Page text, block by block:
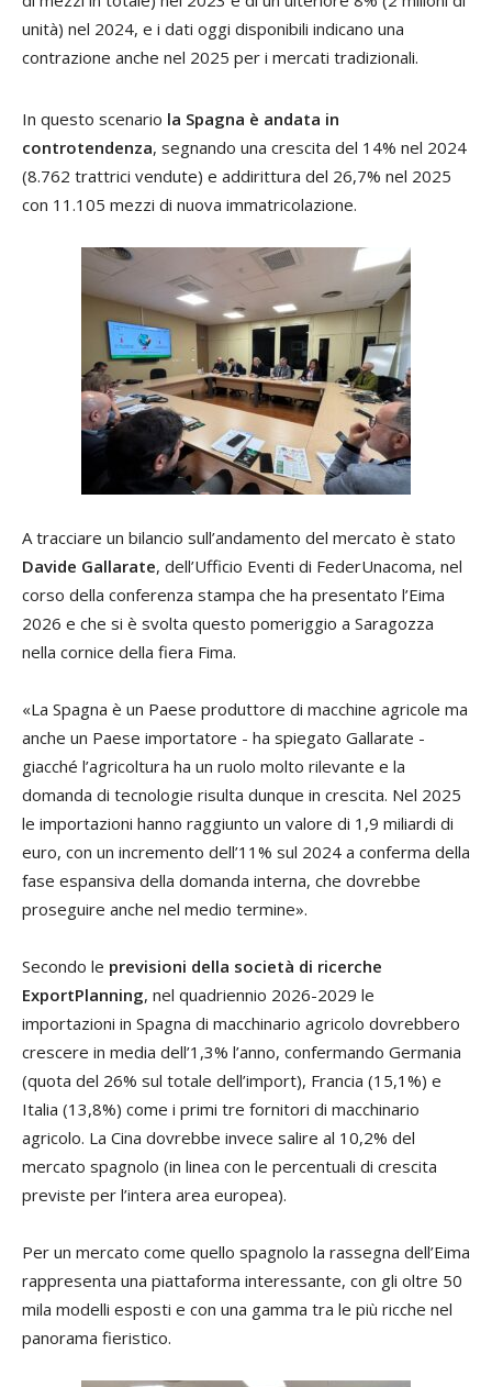
unità) nel 2024, e i dati oggi disponibili indicano una
contrazione anche nel 2025 per i mercati tradizionali.
In questo scenario la Spagna è andata in
controtendenza, segnando una crescita del 14% nel 2024
(8.762 trattrici vendute) e addirittura del 26,7% nel 2025
con 11.105 mezzi di nuova immatricolazione.
A tracciare un bilancio sull’andamento del mercato è stato
Davide Gallarate, dell’Ufficio Eventi di FederUnacoma, nel
corso della conferenza stampa che ha presentato l’Eima
2026 e che si è svolta questo pomeriggio a Saragozza
nella cornice della fiera Fima.
«La Spagna è un Paese produttore di macchine agricole ma
anche un Paese importatore - ha spiegato Gallarate -
giacché l’agricoltura ha un ruolo molto rilevante e la
domanda di tecnologie risulta dunque in crescita. Nel 2025
le importazioni hanno raggiunto un valore di 1,9 miliardi di
euro, con un incremento dell’11% sul 2024 a conferma della
fase espansiva della domanda interna, che dovrebbe
proseguire anche nel medio termine».
Secondo le previsioni della società di ricerche
ExportPlanning, nel quadriennio 2026-2029 le
importazioni in Spagna di macchinario agricolo dovrebbero
crescere in media dell’1,3% l’anno, confermando Germania
(quota del 26% sul totale dell’import), Francia (15,1%) e
Italia (13,8%) come i primi tre fornitori di macchinario
agricolo. La Cina dovrebbe invece salire al 10,2% del
mercato spagnolo (in linea con le percentuali di crescita
previste per l’intera area europea).
Per un mercato come quello spagnolo la rassegna dell’Eima
rappresenta una piattaforma interessante, con gli oltre 50
mila modelli esposti e con una gamma tra le più ricche nel
panorama fieristico.